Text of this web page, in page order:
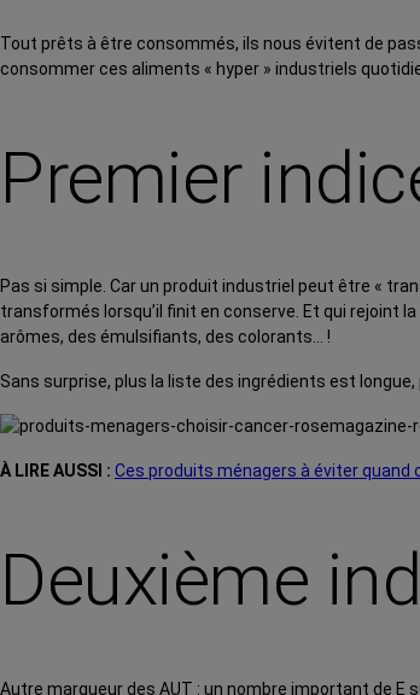
Tout prêts à être consommés, ils nous évitent de
consommer ces aliments « hyper » industriels
Premier
Pas si simple. Car un produit industriel peut être «
transformés lorsqu’il finit en conserve. Et qui rejoint
arômes, des émulsifiants, des colorants… !
Sans surprise, plus la liste des ingrédients est
À LIRE AUSSI : Ces produits ménagers à éviter quand
Deuxième
Autre marqueur des AUT : un nombre important de E